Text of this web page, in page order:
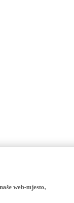
web-mjesto,